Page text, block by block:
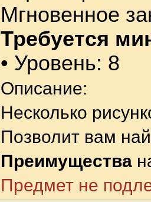
Мгновенное
Требуется
• Уровень: 8
Описание:
Несколько
Позволит вам
Преимущества
Предмет не